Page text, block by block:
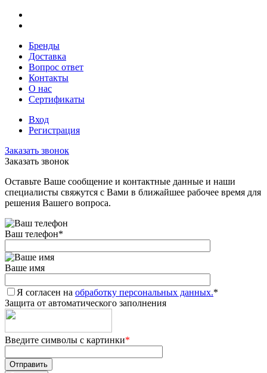
Бренды
Доставка
Вопрос ответ
Контакты
О нас
Сертификаты
Вход
Регистрация
Заказать звонок
Заказать звонок
Оставьте Ваше сообщение и контактные данные и наши
специалисты свяжутся с Вами в ближайшее рабочее время для
решения Вашего вопроса.
Ваш телефон*
Ваше имя
Я согласен на обработку персональных данных.*
Защита от автоматического заполнения
Введите символы с картинки*